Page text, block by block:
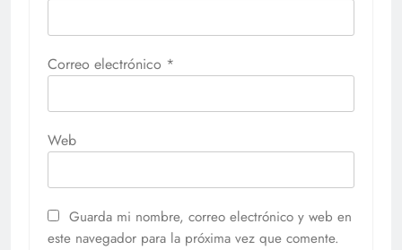
Correo electrónico *
Web
Guarda mi nombre, correo electrónico y web en
este navegador para la próxima vez que comente.